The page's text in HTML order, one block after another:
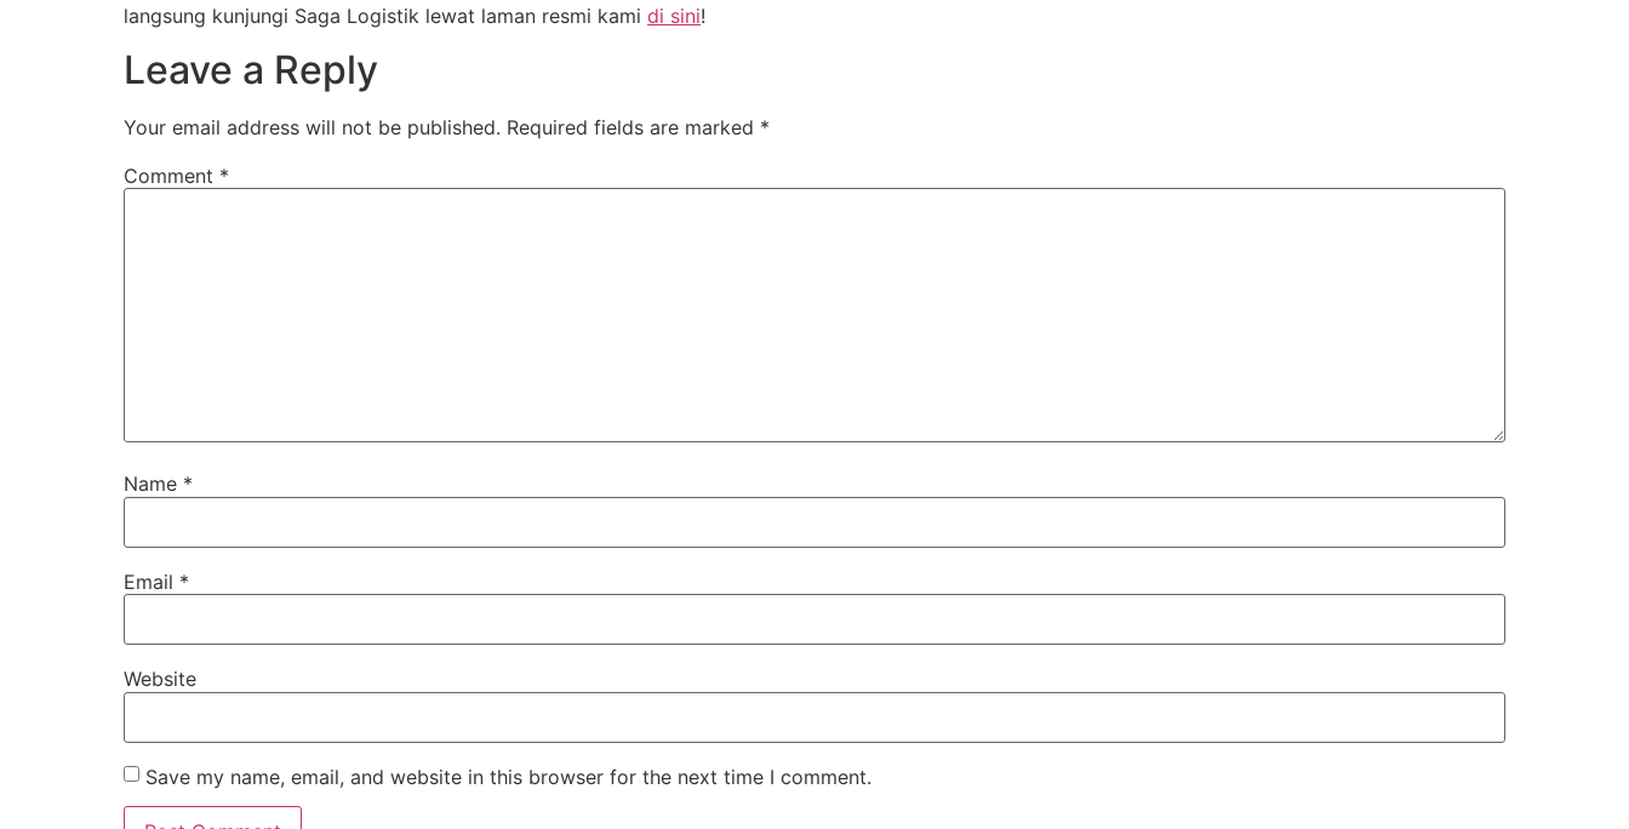
langsung kunjungi Saga Logistik lewat laman resmi kami di sini!
Leave a Reply
Your email address will not be published. Required fields are marked *
Comment *
Name *
Email *
Website
Save my name, email, and website in this browser for the next time I comment.